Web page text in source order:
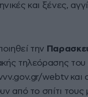
και ξένες,
την
τηλεόρασης
webtv και
από το σπίτι τους